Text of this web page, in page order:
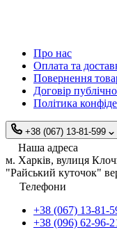
Про нас
Оплата та
Повернення
Договір
Політика
+38 (067) 13-81-599
Наша адреса
м. Харків, вулиця
"Райський куточок"
Телефони
+38 (067) 13-81-
+38 (096) 62-96-